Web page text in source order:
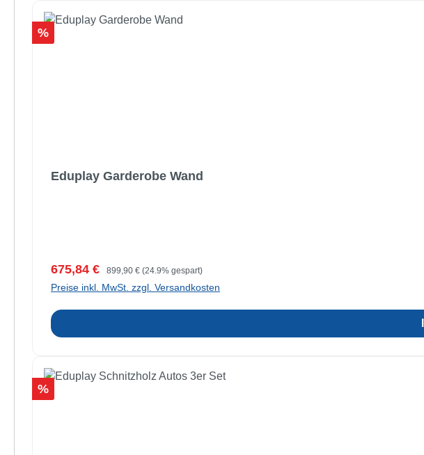
Rabatt
%
Eduplay Garderobe Wand
Verkaufspreis:
675,84 € Regulärer Preis:
899,90 € (24.9% gespart)
Preise inkl. MwSt. zzgl. Versandkosten
Rabatt
%